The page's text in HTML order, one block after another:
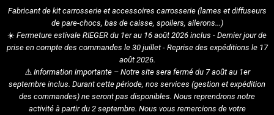
Fabricant de kit carrosserie et accessoires carrosserie (lames et diffuseurs
de pare-chocs, bas de caisse, spoilers, ailerons...)
☀️ Fermeture estivale RIEGER du 1er au 16 août 2026 inclus - Dernier jour de
prise en compte des commandes le 30 juillet - Reprise des expéditions le 17
août 2026.
⚠️Information importante – Notre site sera fermé du 7 août au 1er
septembre inclus. Durant cette période, nos services (gestion et expédition
des commandes) ne seront pas disponibles. Nous reprendrons notre
activité à partir du 2 septembre. Nous vous remercions de votre